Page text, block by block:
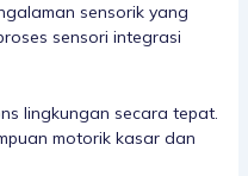
sensorik yang
sensori integrasi
lingkungan secara tepat.
motorik kasar dan